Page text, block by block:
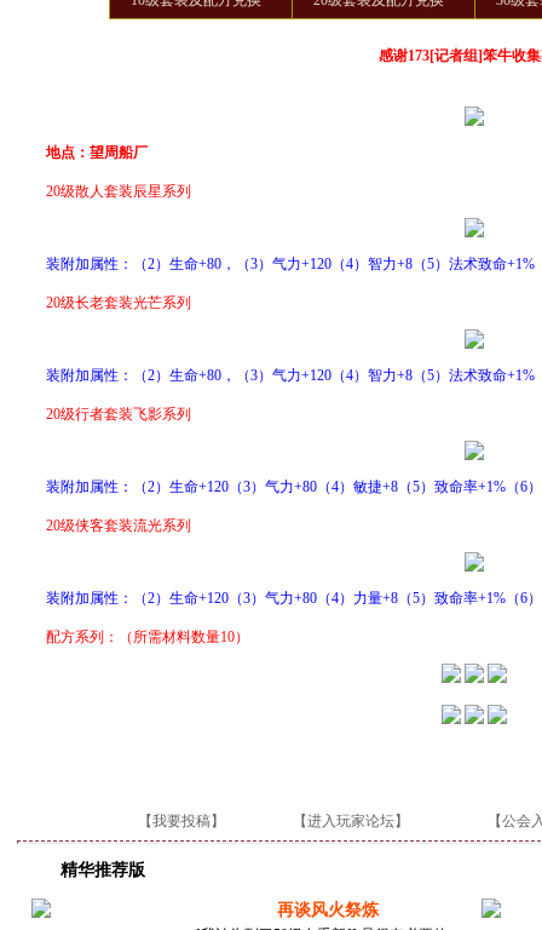
感谢173[记者组]笨牛收
地点：望周船厂
20级散人套装辰星系列
装附加属性：（2）生命+80，（3）气力+120（4）智力+8（5）法术致命+1%
20级长老套装光芒系列
装附加属性：（2）生命+80，（3）气力+120（4）智力+8（5）法术致命+1%
20级行者套装飞影系列
装附加属性：（2）生命+120（3）气力+80（4）敏捷+8（5）致命率+1%（6
20级侠客套装流光系列
装附加属性：（2）生命+120（3）气力+80（4）力量+8（5）致命率+1%（6
配方系列：（所需材料数量10）
【我要投稿】 【进入玩家论坛】 【公会